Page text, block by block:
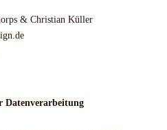
& Christian Küller
Datenverarbeitung